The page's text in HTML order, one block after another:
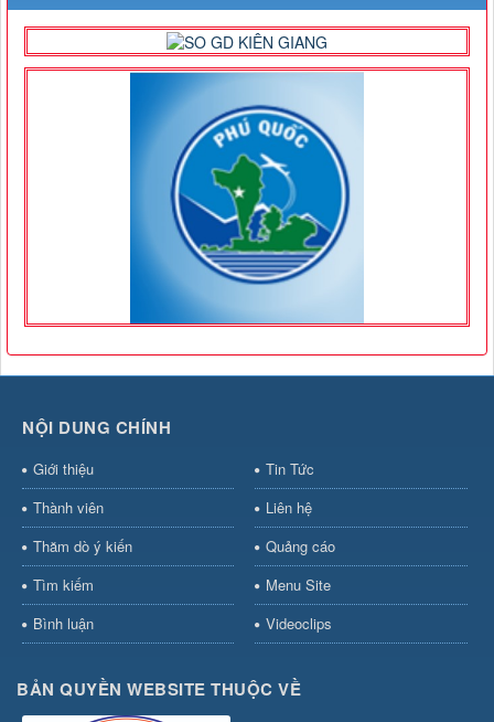
NỘI DUNG CHÍNH
Giới thiệu
Tin Tức
Thành viên
Liên hệ
Thăm dò ý kiến
Quảng cáo
Tìm kiếm
Menu Site
Bình luận
Videoclips
BẢN QUYỀN WEBSITE THUỘC VỀ